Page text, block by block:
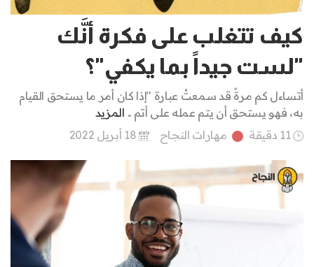
كيف تتغلب على فكرة أنَّك
"لست جيداً بما يكفي"؟
أتساءل كم مرةً قد سمعتُ عبارة "إذا كان أمر ما يستحق القيام
به، فهو يستحق أن يتم عمله على أتم .. المزيد
11 دقيقة
مهارات النجاح 18 أبريل 2022